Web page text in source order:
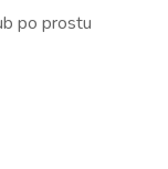
po prostu